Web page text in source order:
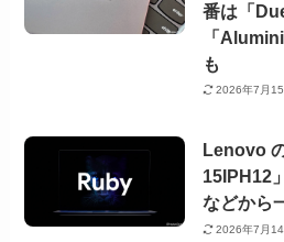
番は「
「
も
2026年7月15
Lenovo
15IPH12
などから
2026年7月14